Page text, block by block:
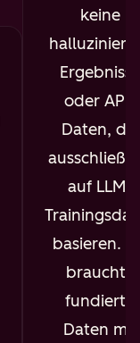
keine
Ergebnisse
oder API-
Daten, die
auf LLM-
basieren.
brauchte
fundierte
Daten mit